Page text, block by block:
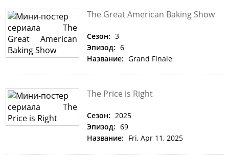
The Great American Baking Show
Сезон: 3
Эпизод: 6
Название: Grand Finale
The Price is Right
Сезон: 2025
Эпизод: 69
Название: Fri, Apr 11, 2025